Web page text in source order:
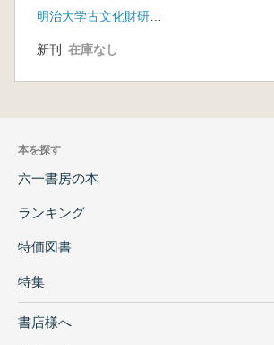
兵庫県
34 駄坂川原遺跡・森尾北浦遺
長崎県
37 佐賀貝塚 242
38 宮崎県 249
(野首第2 遺跡(二・三次)、尾立第2
点(一
ータ集2
新刊 在庫なし
本を探す
六一書房の本
ランキング
特価図書
特集
書店様へ